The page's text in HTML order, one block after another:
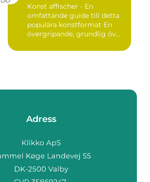
Konst affischer - En
omfattande guide till detta
populära konstformat En
övergripande, grundlig öv...
Adress